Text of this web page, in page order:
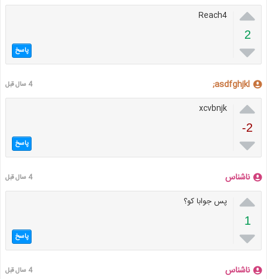

2

Reach4
پاسخ
asdfghjkl; 4 سال قبل

-2

xcvbnjk
پاسخ
ناشناس 4 سال قبل

1

پس جوابا کو؟
پاسخ
ناشناس 4 سال قبل